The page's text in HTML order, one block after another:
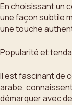
En choisissant un
une façon subtile
une touche
Popularité et
Il est fascinant de
arabe,
démarquer avec